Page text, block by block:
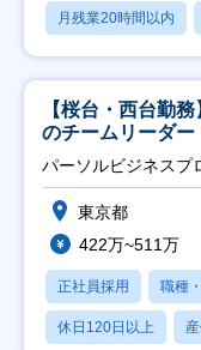
月残業20時間以内
【桜台・西台勤
のチームリーダー
パーソルビジネスプ
東京都
422万~511万
正社員採用 職種
休日120日以上